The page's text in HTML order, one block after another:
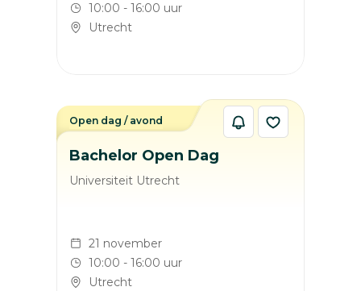
10:00 - 16:00 uur
Utrecht
Bachelor Open Dag
Universiteit Utrecht
21 november
10:00 - 16:00 uur
Utrecht
Open dag / avond